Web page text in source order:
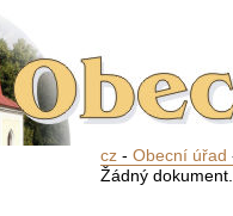
cz- Obecní úřad
Žádný dokument.